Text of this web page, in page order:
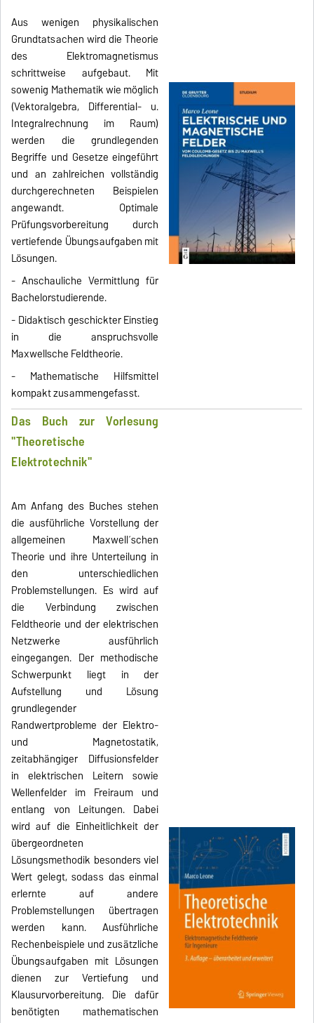
Aus wenigen physikalischen
Grundtatsachen wird die Theorie
des Elektromagnetismus
schrittweise aufgebaut. Mit
sowenig Mathematik wie möglich
(Vektoralgebra, Differential- u.
Integralrechnung im Raum)
werden die grundlegenden
Begriffe und Gesetze eingeführt
und an zahlreichen vollständig
durchgerechneten Beispielen
angewandt. Optimale
Prüfungsvorbereitung durch
vertiefende Übungsaufgaben mit
Lösungen.
- Anschauliche Vermittlung für
Bachelorstudierende.
- Didaktisch geschickter Einstieg
in die anspruchsvolle
Maxwellsche Feldtheorie.
- Mathematische Hilfsmittel
kompakt zusammengefasst.
Das Buch zur Vorlesung
"Theoretische
Elektrotechnik"
Am Anfang des Buches stehen
die ausführliche Vorstellung der
allgemeinen Maxwell´schen
Theorie und ihre Unterteilung in
den unterschiedlichen
Problemstellungen. Es wird auf
die Verbindung zwischen
Feldtheorie und der elektrischen
Netzwerke ausführlich
eingegangen. Der methodische
Schwerpunkt liegt in der
Aufstellung und Lösung
grundlegender
Randwertprobleme der Elektro-
und Magnetostatik,
zeitabhängiger Diffusionsfelder
in elektrischen Leitern sowie
Wellenfelder im Freiraum und
entlang von Leitungen. Dabei
wird auf die Einheitlichkeit der
übergeordneten
Lösungsmethodik besonders viel
Wert gelegt, sodass das einmal
erlernte auf andere
Problemstellungen übertragen
werden kann. Ausführliche
Rechenbeispiele und zusätzliche
Übungsaufgaben mit Lösungen
dienen zur Vertiefung und
Klausurvorbereitung. Die dafür
benötigten mathematischen